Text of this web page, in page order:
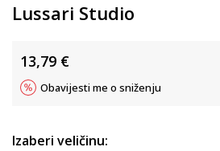
Lussari Studio
13,79 €
Obavijesti me o sniženju
Izaberi veličinu: